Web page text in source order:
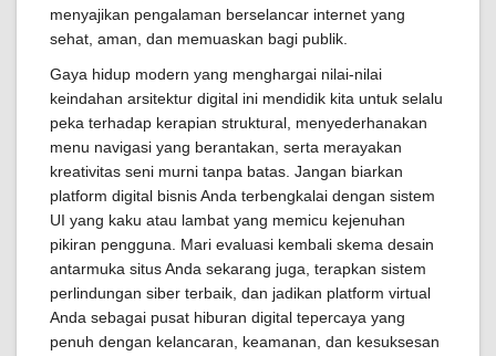
menyajikan pengalaman berselancar internet yang
sehat, aman, dan memuaskan bagi publik.
Gaya hidup modern yang menghargai nilai-nilai
keindahan arsitektur digital ini mendidik kita untuk selalu
peka terhadap kerapian struktural, menyederhanakan
menu navigasi yang berantakan, serta merayakan
kreativitas seni murni tanpa batas. Jangan biarkan
platform digital bisnis Anda terbengkalai dengan sistem
UI yang kaku atau lambat yang memicu kejenuhan
pikiran pengguna. Mari evaluasi kembali skema desain
antarmuka situs Anda sekarang juga, terapkan sistem
perlindungan siber terbaik, dan jadikan platform virtual
Anda sebagai pusat hiburan digital tepercaya yang
penuh dengan kelancaran, keamanan, dan kesuksesan